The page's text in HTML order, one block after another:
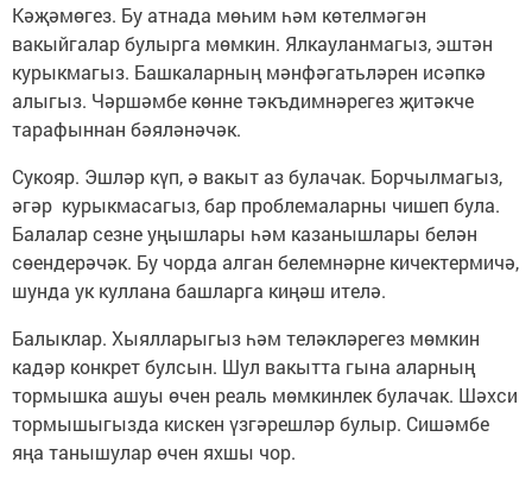
Кәҗәмөгез. Бу атнада мөһим һәм көтелмәгән
вакыйгалар булырга мөмкин. Ялкауланмагыз, эштән
курыкмагыз. Башкаларның мәнфәгатьләрен исәпкә
алыгыз. Чәршәмбе көнне тәкъдимнәрегез җитәкче
тарафыннан бәяләнәчәк.
Сукояр. Эшләр күп, ә вакыт аз булачак. Борчылмагыз,
әгәр курыкмасагыз, бар проблемаларны чишеп була.
Балалар сезне уңышлары һәм казанышлары белән
сөендерәчәк. Бу чорда алган белемнәрне кичектермичә,
шунда ук куллана башларга киңәш ителә.
Балыклар. Хыялларыгыз һәм теләкләрегез мөмкин
кадәр конкрет булсын. Шул вакытта гына аларның
тормышка ашуы өчен реаль мөмкинлек булачак. Шәхси
тормышыгызда кискен үзгәрешләр булыр. Сишәмбе
яңа танышулар өчен яхшы чор.